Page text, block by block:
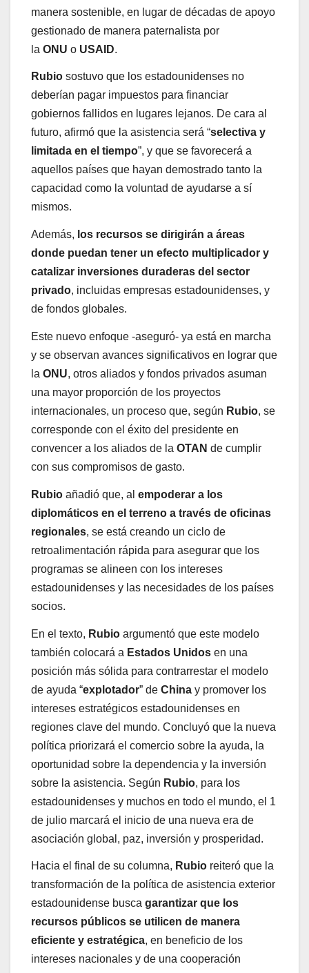
manera sostenible, en lugar de décadas de apoyo
gestionado de manera paternalista por
la ONU o USAID.
Rubio sostuvo que los estadounidenses no
deberían pagar impuestos para financiar
gobiernos fallidos en lugares lejanos. De cara al
futuro, afirmó que la asistencia será “selectiva y
limitada en el tiempo”, y que se favorecerá a
aquellos países que hayan demostrado tanto la
capacidad como la voluntad de ayudarse a sí
mismos.
Además, los recursos se dirigirán a áreas
donde puedan tener un efecto multiplicador y
catalizar inversiones duraderas del sector
privado, incluidas empresas estadounidenses, y
de fondos globales.
Este nuevo enfoque -aseguró- ya está en marcha
y se observan avances significativos en lograr que
la ONU, otros aliados y fondos privados asuman
una mayor proporción de los proyectos
internacionales, un proceso que, según Rubio, se
corresponde con el éxito del presidente en
convencer a los aliados de la OTAN de cumplir
con sus compromisos de gasto.
Rubio añadió que, al empoderar a los
diplomáticos en el terreno a través de oficinas
regionales, se está creando un ciclo de
retroalimentación rápida para asegurar que los
programas se alineen con los intereses
estadounidenses y las necesidades de los países
socios.
En el texto, Rubio argumentó que este modelo
también colocará a Estados Unidos en una
posición más sólida para contrarrestar el modelo
de ayuda “explotador” de China y promover los
intereses estratégicos estadounidenses en
regiones clave del mundo. Concluyó que la nueva
política priorizará el comercio sobre la ayuda, la
oportunidad sobre la dependencia y la inversión
sobre la asistencia. Según Rubio, para los
estadounidenses y muchos en todo el mundo, el 1
de julio marcará el inicio de una nueva era de
asociación global, paz, inversión y prosperidad.
Hacia el final de su columna, Rubio reiteró que la
transformación de la política de asistencia exterior
estadounidense busca garantizar que los
recursos públicos se utilicen de manera
eficiente y estratégica, en beneficio de los
intereses nacionales y de una cooperación